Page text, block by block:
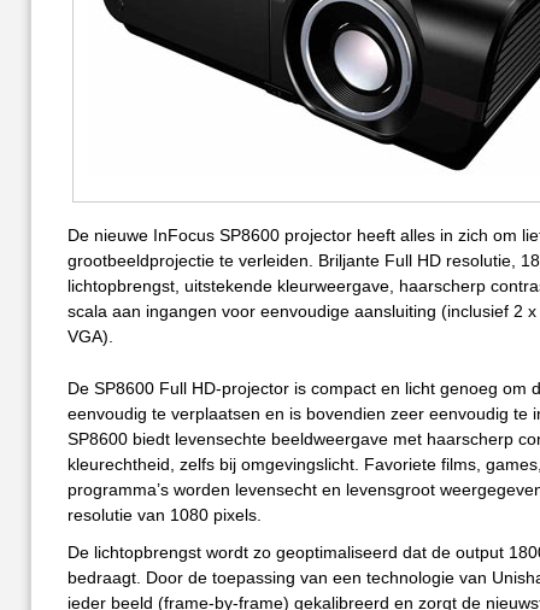
De nieuwe InFocus SP8600 projector heeft alles in zich om
grootbeeldprojectie te verleiden. Briljante Full HD resolutie,
lichtopbrengst, uitstekende kleurweergave, haarscherp
scala aan ingangen voor eenvoudige aansluiting (inclusief 2
VGA).
De SP8600 Full HD-projector is compact en licht genoeg om
eenvoudig te verplaatsen en is bovendien zeer eenvoudig te
SP8600 biedt levensechte beeldweergave met haarscherp
kleurechtheid, zelfs bij omgevingslicht. Favoriete films,
programma’s worden levensecht en levensgroot
resolutie van 1080 pixels.
De lichtopbrengst wordt zo geoptimaliseerd dat de output
bedraagt. Door de toepassing van een technologie van
ieder beeld (frame-by-frame) gekalibreerd en zorgt de